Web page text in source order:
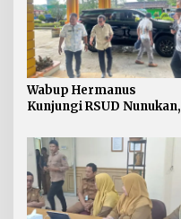
Wabup Hermanus
Kunjungi RSUD Nunukan,
Pelayanan Kesehatan